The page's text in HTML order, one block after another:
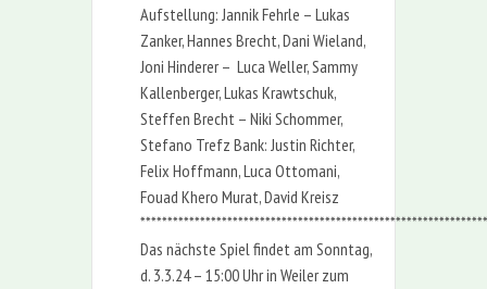
Aufstellung: Jannik Fehrle – Lukas
Zanker, Hannes Brecht, Dani Wieland,
Joni Hinderer – Luca Weller, Sammy
Kallenberger, Lukas Krawtschuk,
Steffen Brecht – Niki Schommer,
Stefano Trefz Bank: Justin Richter,
Felix Hoffmann, Luca Ottomani,
Fouad Khero Murat, David Kreisz
Das nächste Spiel findet am Sonntag,
d. 3.3.24 – 15:00 Uhr in Weiler zum